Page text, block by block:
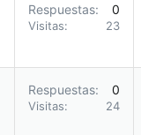
Respuestas 0
Visitas 23
Respuestas 0
Visitas 24